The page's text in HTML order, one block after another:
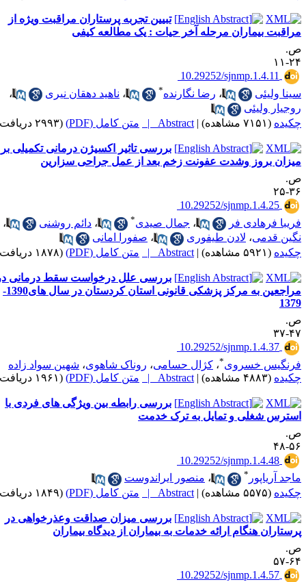
تبیین تجربه پرستاران مراقبت ویژه از
بیماران مرحله آخر حیات : یک مطالعه کیفی
۱۱
‎ 10.29252/sjnmp.1.4.11
ولیئی
،رضا نگارنده ،ناهید دهقان نیری
،
ولیئی
(۷۱۵۱ مشاهده) |
Abstract | متن کامل (PDF) (۲۹۹۳ دریافت)
بررسی تاثیر اکسیژن درمانی تکمیلی بر
بروز وشدت عفونت زخم بعد از عمل جراحی سزارین
۲۵
‎ 10.29252/sjnmp.1.4.25
فرهادی فر
،جمال صیدی ،دائم روشنی
،
قدمی، لادن طیفوری ،صفورا امانی
(۵۹۲۱ مشاهده) |
Abstract | متن کامل (PDF) (۱۸۷۸ دریافت)
بررسی علل درخواست سقط درمانی در
مراجعین به مرکز پزشکی قانونی استان کردستان در سال های1390-
۳۷
‎ 10.29252/sjnmp.1.4.37
خسروی
،کژال حسامی، روناک شاهوی،شهین سواد زاده
(۴۸۸۳ مشاهده) |
Abstract | متن کامل (PDF) (۱۹۶۱ دریافت)
بررسی رابطه بین ویژگی های فردی با
شغلی و تمایل به ترک خدمت
۴۸
‎ 10.29252/sjnmp.1.4.48
آریاپور
،منصور ایراندوست
(۵۵۷۵ مشاهده) |
Abstract | متن کامل (PDF) (۱۸۴۹ دریافت)
بررسی میزان صداقت وعذرخواهی در
هنگام ارائه خدمات به بیماران از دیدگاه بیماران
۵۷
‎ 10.29252/sjnmp.1.4.57